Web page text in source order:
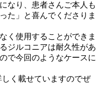
なり、患者さんご本人も
た」と喜んでくださりま
く使用することができま
ジルコニアは耐久性があ
で今回のようなケースに
く載せていますのでぜ